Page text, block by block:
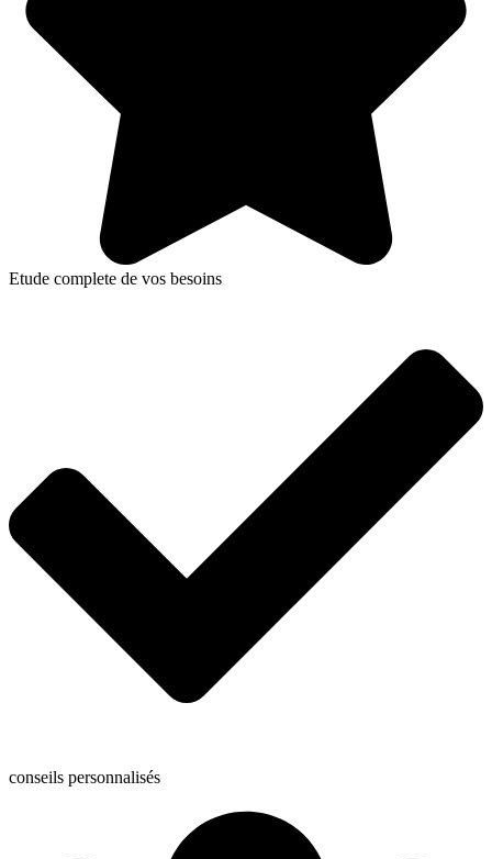
Etude complete de vos besoins
conseils personnalisés